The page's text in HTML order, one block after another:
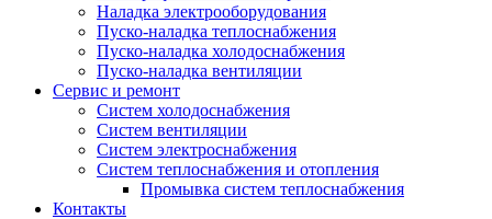
Наладка электрооборудования
Пуско-наладка теплоснабжения
Пуско-наладка холодоснабжения
Пуско-наладка вентиляции
Сервис и ремонт
Систем холодоснабжения
Систем вентиляции
Систем электроснабжения
Систем теплоснабжения и отопления
Промывка систем теплоснабжения
Контакты